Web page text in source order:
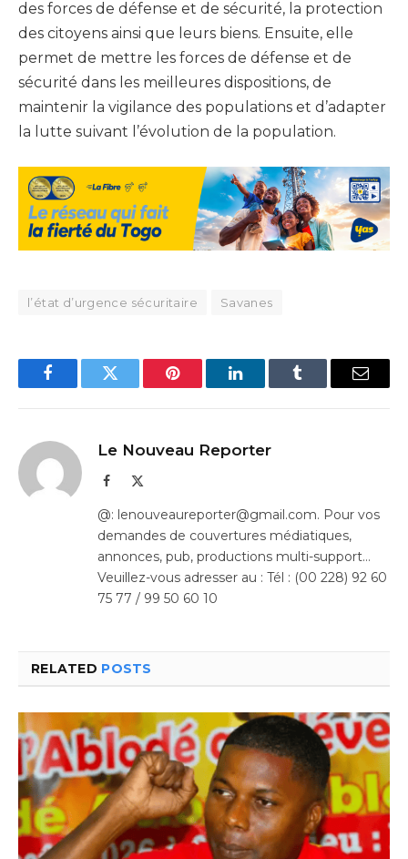
des forces de défense et de sécurité, la protection
des citoyens ainsi que leurs biens. Ensuite, elle
permet de mettre les forces de défense et de
sécurité dans les meilleures dispositions, de
maintenir la vigilance des populations et d’adapter
la lutte suivant l’évolution de la population.
l’état d’urgence sécuritaire Savanes
FacebookTwitter Pinterest LinkedInTumblr Email
Le Nouveau Reporter
Facebook
@: lenouveaureporter@gmail.com. Pour vos
demandes de couvertures médiatiques,
annonces, pub, productions multi-support…
Veuillez-vous adresser au : Tél : (00 228) 92 60
75 77 / 99 50 60 10
RELATED POSTS